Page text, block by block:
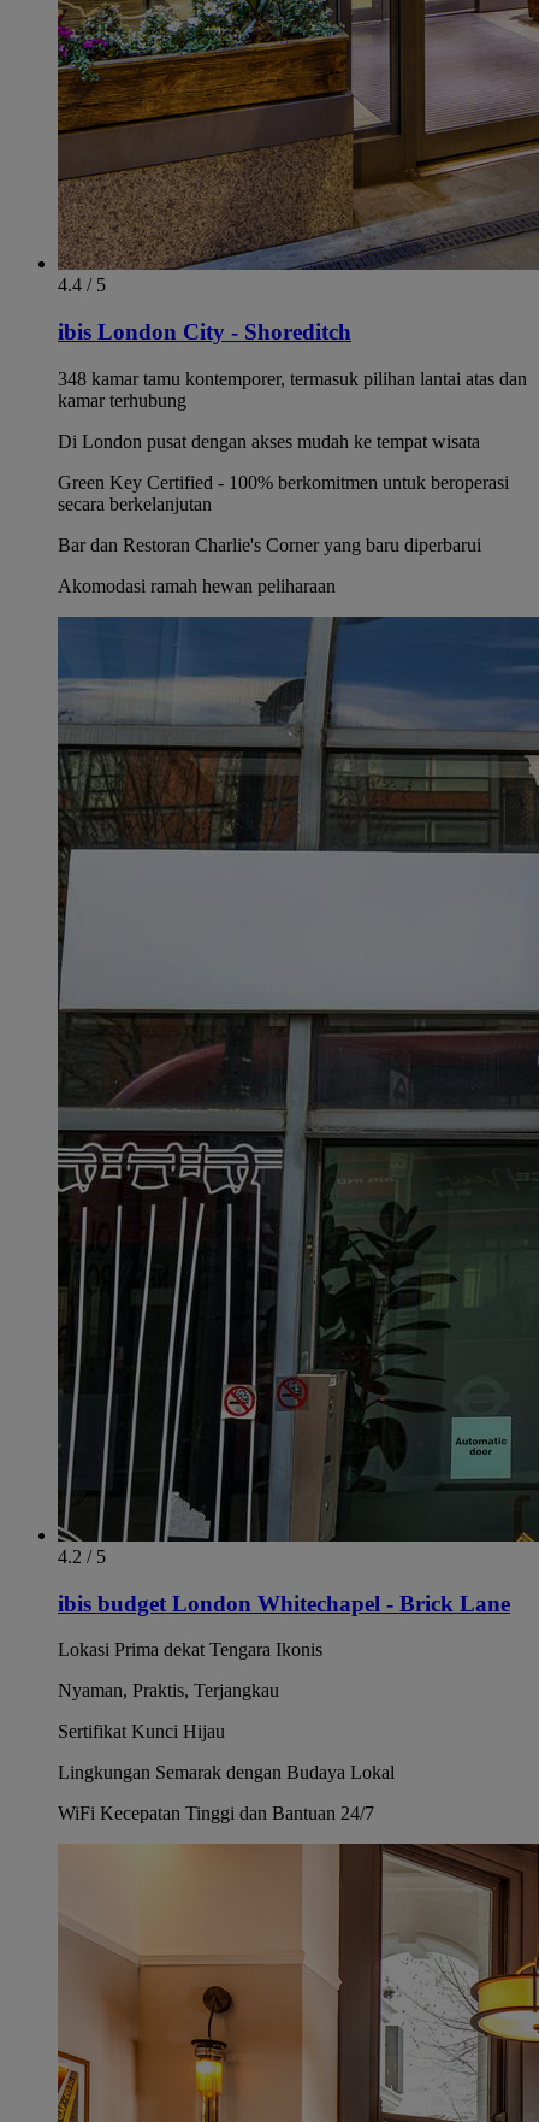
4.4 / 5
ibis London City - Shoreditch
348 kamar tamu kontemporer, termasuk pilihan lantai atas dan
kamar terhubung
Di London pusat dengan akses mudah ke tempat wisata
Green Key Certified - 100% berkomitmen untuk beroperasi
secara berkelanjutan
Bar dan Restoran Charlie's Corner yang baru diperbarui
Akomodasi ramah hewan peliharaan
4.2 / 5
ibis budget London Whitechapel - Brick Lane
Lokasi Prima dekat Tengara Ikonis
Nyaman, Praktis, Terjangkau
Sertifikat Kunci Hijau
Lingkungan Semarak dengan Budaya Lokal
WiFi Kecepatan Tinggi dan Bantuan 24/7